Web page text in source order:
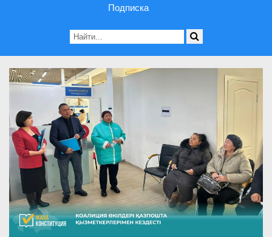
Подписка